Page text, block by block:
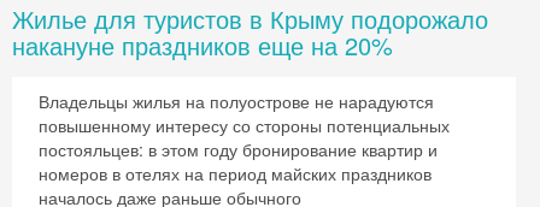
Жилье для туристов в Крыму подорожало
накануне праздников еще на 20%
Владельцы жилья на полуострове не нарадуются
повышенному интересу со стороны потенциальных
постояльцев: в этом году бронирование квартир и
номеров в отелях на период майских праздников
началось даже раньше обычного